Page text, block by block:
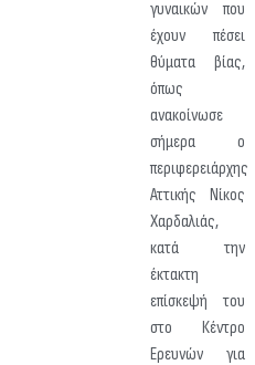
γυναικών που
έχουν πέσει
θύματα βίας,
όπως
ανακοίνωσε
σήμερα ο
περιφερειάρχης
Αττικής Νίκος
Χαρδαλιάς,
κατά την
έκτακτη
επίσκεψή του
στο Κέντρο
Ερευνών για